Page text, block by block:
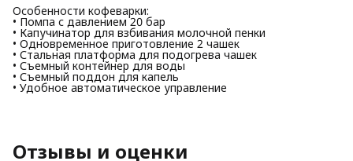
Особенности кофеварки:
• Помпа с давлением 20 бар
• Капучинатор для взбивания молочной пенки
• Одновременное приготовление 2 чашек
• Стальная платформа для подогрева чашек
• Съемный контейнер для воды
• Съемный поддон для капель
• Удобное автоматическое управление
Отзывы и оценки